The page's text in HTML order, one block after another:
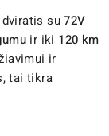
su72V
ir iki 120 km
ir
tai tikra